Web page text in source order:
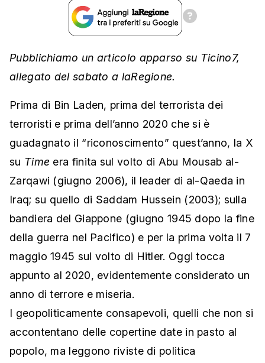
Pubblichiamo un articolo apparso su Ticino7,
allegato del sabato a laRegione.
Prima di Bin Laden, prima del terrorista dei
terroristi e prima dell’anno 2020 che si è
guadagnato il “riconoscimento” quest’anno, la X
su Time era finita sul volto di Abu Mousab al-
Zarqawi (giugno 2006), il leader di al-Qaeda in
Iraq; su quello di Saddam Hussein (2003); sulla
bandiera del Giappone (giugno 1945 dopo la fine
della guerra nel Pacifico) e per la prima volta il 7
maggio 1945 sul volto di Hitler. Oggi tocca
appunto al 2020, evidentemente considerato un
anno di terrore e miseria.
I geopoliticamente consapevoli, quelli che non si
accontentano delle copertine date in pasto al
popolo, ma leggono riviste di politica